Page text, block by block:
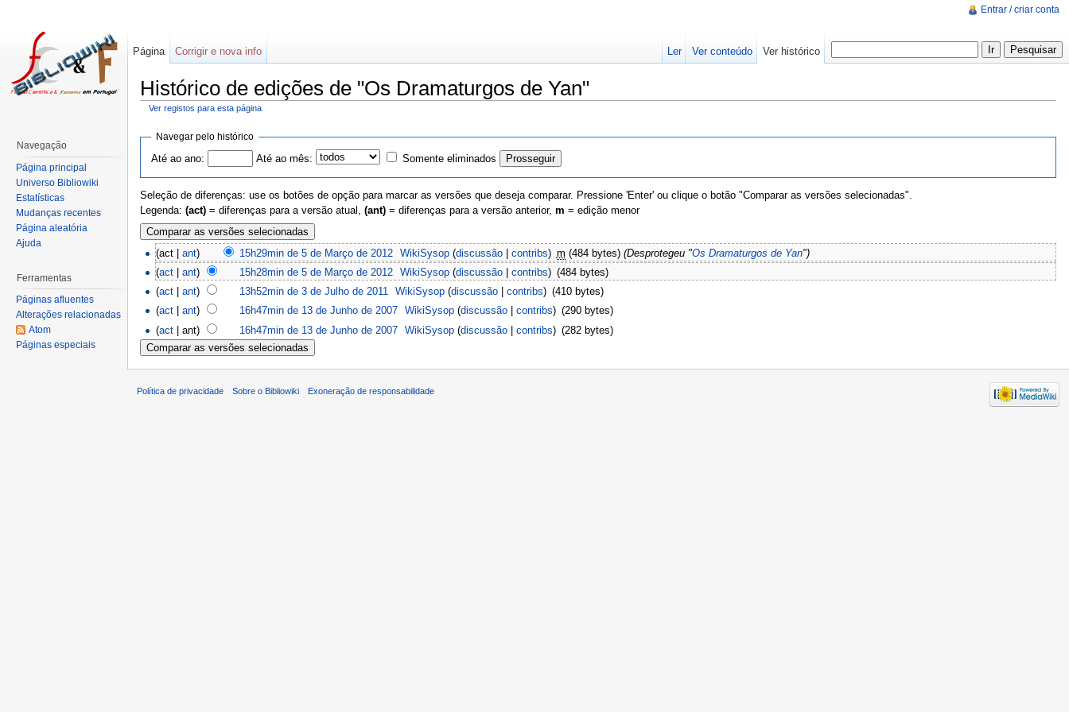
Histórico de edições de "Os Dramaturgos de Yan"
Ver registos para esta página
Navegar pelo histórico
Até ao ano: Até ao mês: Somente eliminados
Seleção de diferenças: use os botões de opção para marcar as versões que deseja comparar. Pressione 'Enter' ou clique o botão "Comparar as versões selecionadas".
Legenda: (act) = diferenças para a versão atual, (ant) = diferenças para a versão anterior, m = edição menor
(act |ant) 15h29min de 5 de Março de 2012 WikiSysop (discussão |contribs) m (484 bytes) (Desprotegeu "Os Dramaturgos de Yan")
(act |ant) 15h28min de 5 de Março de 2012 WikiSysop (discussão |contribs) (484 bytes)
(act |ant) 13h52min de 3 de Julho de 2011 WikiSysop (discussão |contribs) (410 bytes)
(act |ant) 16h47min de 13 de Junho de 2007 WikiSysop (discussão |contribs) (290 bytes)
(act | ant) 16h47min de 13 de Junho de 2007 WikiSysop (discussão |contribs) (282 bytes)
Entrar / criar conta
Página Corrigir e nova info Ler Ver conteúdo Ver histórico
Navegação
Página principal
Universo Bibliowiki
Estatísticas
Mudanças recentes
Página aleatória
Ajuda
Ferramentas
Páginas afluentes
Alterações relacionadas
Atom
Páginas especiais
Política de privacidade Sobre o Bibliowiki Exoneração de responsabilidade